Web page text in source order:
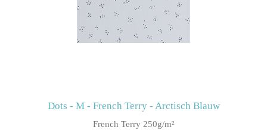
Dots - M - French Terry - Arctisch Blauw
French Terry 250g/m²